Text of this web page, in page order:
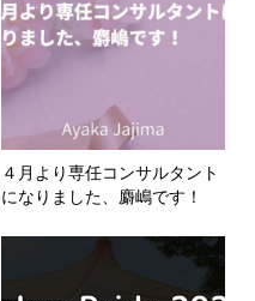
４月より専任コンサルタント
になりました、麝嶋です！